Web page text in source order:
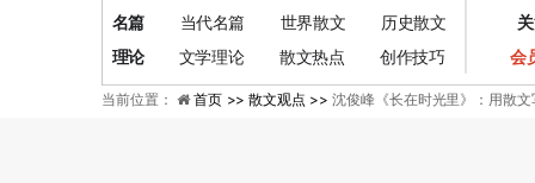
名篇 当代名篇 世界散文 历史散文
理论
文学理论 散文热点 创作技巧 会
当前位置： 首页 >>散文观点 >>沈俊峰《长在时光里》：用散文